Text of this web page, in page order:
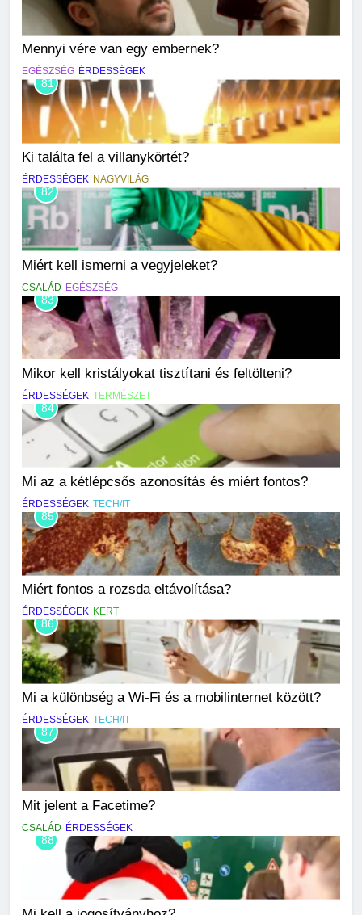
Mennyi vére van egy embernek?
EGÉSZSÉG ÉRDESSÉGEK
81
Ki találta fel a villanykörtét?
ÉRDESSÉGEK NAGYVILÁG
82
Miért kell ismerni a vegyjeleket?
CSALÁD EGÉSZSÉG
83
Mikor kell kristályokat tisztítani és feltölteni?
ÉRDESSÉGEK TERMÉSZET
84
Mi az a kétlépcsős azonosítás és miért fontos?
ÉRDESSÉGEK TECH/IT
85
Miért fontos a rozsda eltávolítása?
ÉRDESSÉGEK KERT
86
Mi a különbség a Wi-Fi és a mobilinternet között?
ÉRDESSÉGEK TECH/IT
87
Mit jelent a Facetime?
CSALÁD ÉRDESSÉGEK
88